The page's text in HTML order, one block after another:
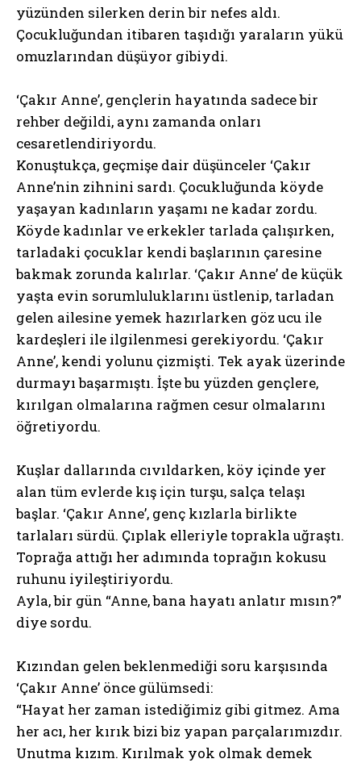
yüzünden silerken derin bir nefes aldı.
Çocukluğundan itibaren taşıdığı yaraların yükü
omuzlarından düşüyor gibiydi.
‘Çakır Anne’, gençlerin hayatında sadece bir
rehber değildi, aynı zamanda onları
cesaretlendiriyordu.
Konuştukça, geçmişe dair düşünceler ‘Çakır
Anne’nin zihnini sardı. Çocukluğunda köyde
yaşayan kadınların yaşamı ne kadar zordu.
Köyde kadınlar ve erkekler tarlada çalışırken,
tarladaki çocuklar kendi başlarının çaresine
bakmak zorunda kalırlar. ‘Çakır Anne’ de küçük
yaşta evin sorumluluklarını üstlenip, tarladan
gelen ailesine yemek hazırlarken göz ucu ile
kardeşleri ile ilgilenmesi gerekiyordu. ‘Çakır
Anne’, kendi yolunu çizmişti. Tek ayak üzerinde
durmayı başarmıştı. İşte bu yüzden gençlere,
kırılgan olmalarına rağmen cesur olmalarını
öğretiyordu.
Kuşlar dallarında cıvıldarken, köy içinde yer
alan tüm evlerde kış için turşu, salça telaşı
başlar. ‘Çakır Anne’, genç kızlarla birlikte
tarlaları sürdü. Çıplak elleriyle toprakla uğraştı.
Toprağa attığı her adımında toprağın kokusu
ruhunu iyileştiriyordu.
Ayla, bir gün “Anne, bana hayatı anlatır mısın?”
diye sordu.
Kızından gelen beklenmediği soru karşısında
‘Çakır Anne’ önce gülümsedi:
“Hayat her zaman istediğimiz gibi gitmez. Ama
her acı, her kırık bizi biz yapan parçalarımızdır.
Unutma kızım. Kırılmak yok olmak demek